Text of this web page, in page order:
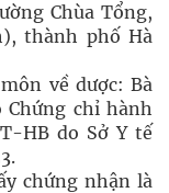
Chùa Tổng,
thành phố Hà
về dược: Bà
Chứng chỉ hành
HB do Sở Y tế
chứng nhận là